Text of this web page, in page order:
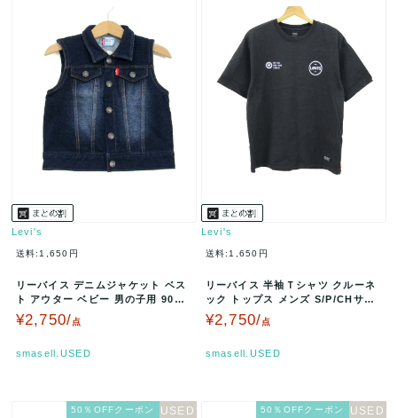
Levi's
送料:1,650円
リーバイス デニムジャケット ベス
ト アウター ベビー 男の子用 90サ
イズ インディゴブルー Le…
¥2,750/点
smasell.USED
Levi's
送料:1,650円
リーバイス 半袖Ｔシャツ クルーネ
ック トップス メンズ S/P/CHサイ
ズ ブラック Levi's…
¥2,750/点
smasell.USED
50％OFFクーポン 50％OFFクーポン